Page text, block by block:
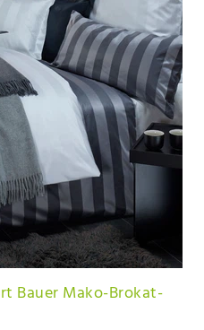
Bauer Mako-Brokat-